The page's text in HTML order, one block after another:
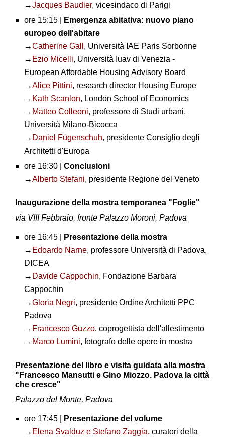
→Jacques Baudier, vicesindaco di Parigi
ore 15:15 |
Emergenza abitativa: nuovo piano
europeo dell'abitare
→Catherine Gall , Università IAE Paris Sorbonne
→ Ezio Micelli, Università Iuav di Venezia -
European Affordable Housing Advisory Board
→Alice Pittini, research director Housing Europe
→ Kath Scanlon, London School of Economics
→ Matteo Colleoni, professore di Studi urbani,
Università Milano-Bicocca
→ Daniel Fügenschuh, presidente Consiglio degli
Architetti d'Europa
ore 16:30 | Conclusioni
→Alberto Stefani, presidente Regione del Veneto
Inaugurazione della mostra temporanea "Foglie"
via VIII Febbraio, fronte Palazzo Moroni, Padova
ore 16:45 |
Presentazione della mostra
→ Edoardo Narne, professore Università di Padova,
DICEA
→ Davide Cappochin, Fondazione Barbara
Cappochin
→Gloria Negri, presidente Ordine Architetti PPC
Padova
→ Francesco Guzzo, coprogettista dell'allestimento
→ Marco Lumini, fotografo delle opere in mostra
Presentazione del libro e visita guidata alla mostra
"Francesco Mansutti e Gino Miozzo. Padova la città
che cresce"
Palazzo del Monte, Padova
ore 17:45 |
Presentazione del volume
→ Elena Svalduz e Stefano Zaggia, curatori della